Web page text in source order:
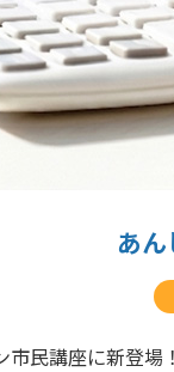
あ
市民講座に新登場